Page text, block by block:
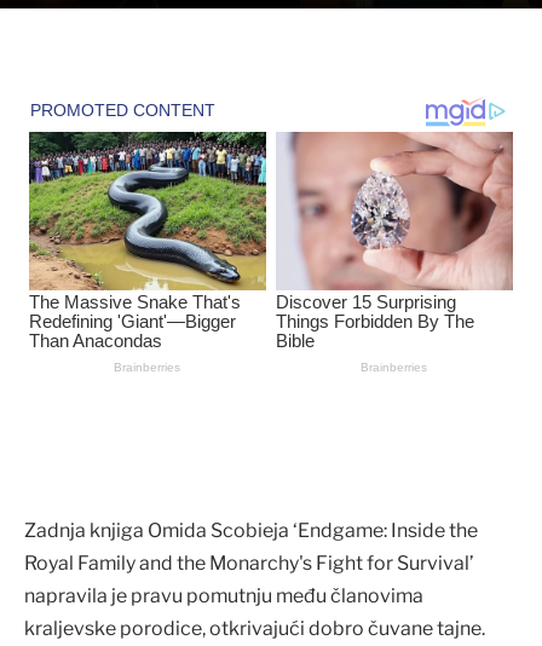
Zadnja knjiga Omida Scobieja ‘Endgame: Inside the
Royal Family and the Monarchy's Fight for Survival’
napravila je pravu pomutnju među članovima
kraljevske porodice, otkrivajući dobro čuvane tajne.